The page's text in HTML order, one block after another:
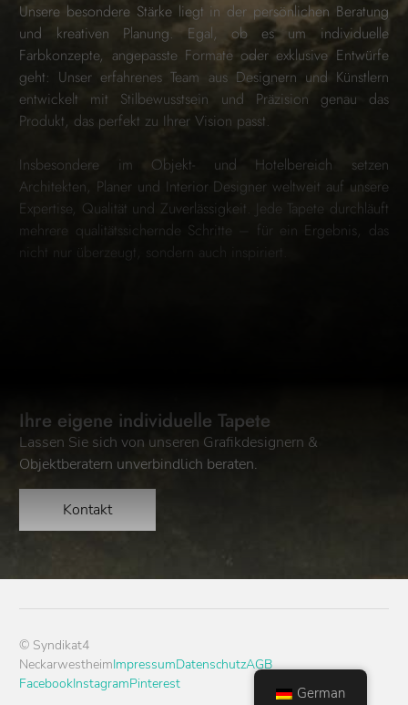
Unsere besondere Stärke liegt in der persönlichen Beratung
und kreativen Planung. Egal, ob es um individuelle
Farbkonzepte, angepasste Formate oder exklusive Entwürfe
geht: Unser erfahrenes Team aus Designern und Künstlern
entwickelt mit Stilbewusstsein und Präzision genau das
Produkt, das perfekt zu Ihrer Vision passt.
Insbesondere im Objekt- und Hotelbereich setzen
Architekten, Planer und Interior Designer weltweit auf unsere
Expertise, Qualität und Zuverlässigkeit. Jede Tapete durchläuft
mehrere qualitätssichernde Schritte – für ein Ergebnis, das
nicht nur überzeugt, sondern auch inspiriert.
Ihre eigene individuelle Tapete
Lassen Sie sich von unseren Grafikdesignern &
Objektberatern unverbindlich beraten.
Kontakt
© Syndikat4
NeckarwestheimImpressumDatenschutzAGB
FacebookInstagramPinterest
German